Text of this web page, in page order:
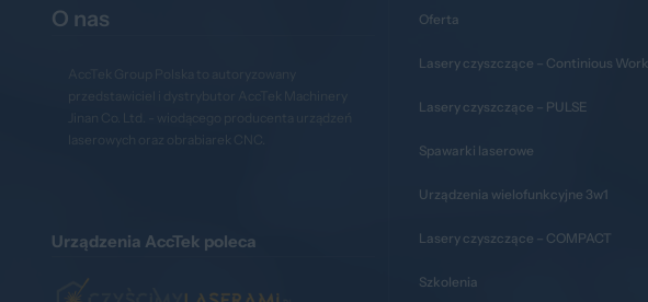
O nas
Jinan Co. Ltd. - wiodącego producenta urządzeń
laserowych oraz obrabiarek CNC.
Urządzenia AccTek poleca
Oferta
Lasery czyszczące – Continious Work
Lasery czyszczące – PULSE
Spawarki laserowe
Urządzenia wielofunkcyjne 3w1
Lasery czyszczące – COMPACT
Szkolenia